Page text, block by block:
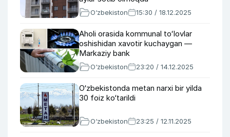
O‘zbekiston 15:30 / 18.12.2025
Aholi orasida kommunal toʻlovlar
oshishidan xavotir kuchaygan —
Markaziy bank
O‘zbekiston 23:20 / 14.12.2025
O‘zbekistonda metan narxi bir yilda
30 foiz ko‘tarildi
O‘zbekiston 23:25 / 12.11.2025